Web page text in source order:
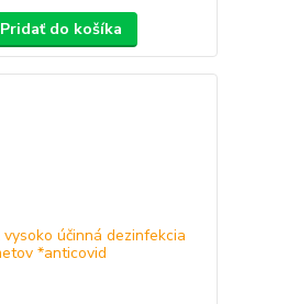
Pridať do košíka